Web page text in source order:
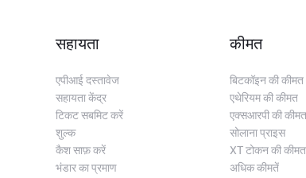
सहायता
एपीआई दस्तावेज
सहायता केंद्र
टिकट सबमिट करें
शुल्क
कैश साफ़ करें
भंडार का प्रमाण
कीमत
बिटकॉइन की कीमत
एथेरियम की कीमत
एक्सआरपी की कीमत
सोलाना प्राइस
XT टोकन की कीमत
अधिक कीमतें